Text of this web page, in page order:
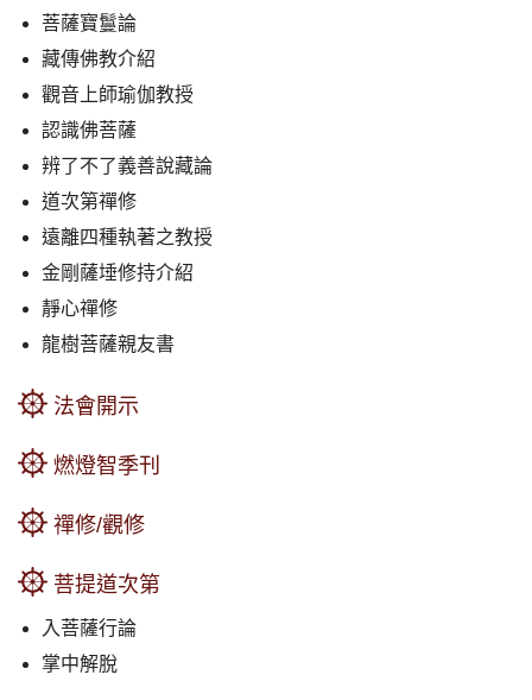
菩薩寶鬘論
藏傳佛教介紹
觀音上師瑜伽教授
認識佛菩薩
辨了不了義善說藏論
道次第禪修
遠離四種執著之教授
金剛薩埵修持介紹
靜心禪修
龍樹菩薩親友書
法會開示
燃燈智季刊
禪修/觀修
菩提道次第
入菩薩行論
掌中解脫